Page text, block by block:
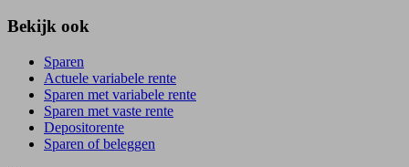
Bekijk ook
Sparen
Actuele variabele rente
Sparen met variabele rente
Sparen met vaste rente
Depositorente
Sparen of beleggen